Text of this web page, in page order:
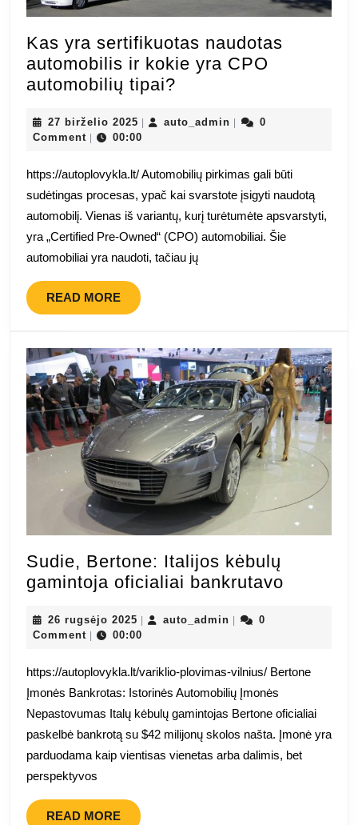
Kas yra sertifikuotas naudotas
automobilis ir kokie yra CPO
automobilių tipai?
sertifikuotas
automobilis
ir
kokie
yra
CPO
automobilių
27 birželio 2025 27
birželio
auto_admin auto_admin
0
Comment
00:00
https://autoplovykla.lt/ Automobilių pirkimas gali būti
sudėtingas procesas, ypač kai svarstote įsigyti naudotą
automobilį. Vienas iš variantų, kurį turėtumėte apsvarstyti,
yra „Certified Pre-Owned“ (CPO) automobiliai. Šie
automobiliai yra naudoti, tačiau jų
READ MOREREAD
MORE
Sudie, Bertone: Italijos kėbulų
gamintoja oficialiai bankrutavo
26 rugsėjo 2025 26
rugsėjo
auto_admin auto_admin
0
Comment
00:00
https://autoplovykla.lt/variklio-plovimas-vilnius/ Bertone
Įmonės Bankrotas: Istorinės Automobilių Įmonės
Nepastovumas Italų kėbulų gamintojas Bertone oficialiai
paskelbė bankrotą su $42 milijonų skolos našta. Įmonė yra
parduodama kaip vientisas vienetas arba dalimis, bet
perspektyvos
READ MOREREAD